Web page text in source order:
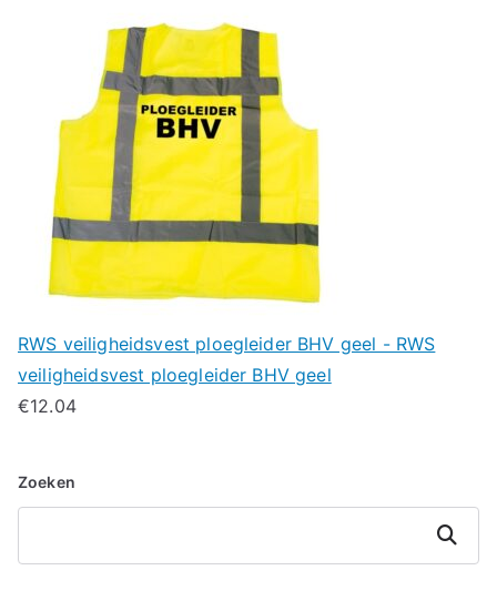
RWS veiligheidsvest ploegleider BHV geel - RWS
veiligheidsvest ploegleider BHV geel
€12.04
Zoeken
Zoeken